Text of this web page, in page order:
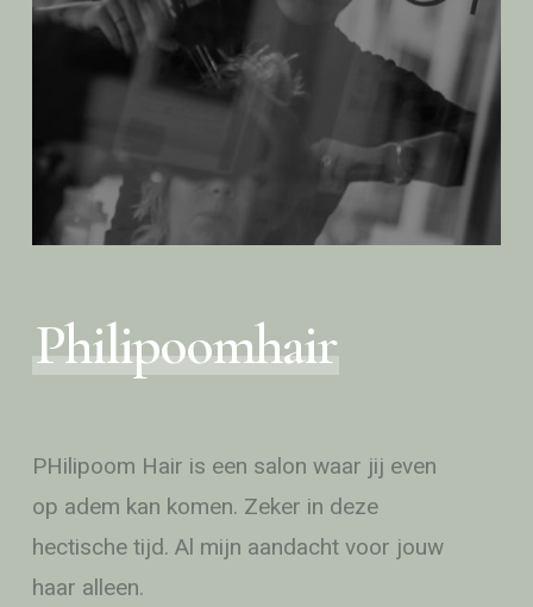
Philipoomhair
PHilipoom Hair is een salon waar jij even
op adem kan komen. Zeker in deze
hectische tijd. Al mijn aandacht voor jouw
haar alleen.